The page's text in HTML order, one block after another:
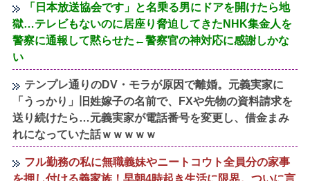
「日本放送協会です」と名乗る男にドアを開けたら地
獄…テレビもないのに居座り脅迫してきたNHK集金人を
警察に通報して黙らせた←警察官の神対応に感謝しかな
い
テンプレ通りのDV・モラが原因で離婚。元義実家に
「うっかり」旧姓嫁子の名前で、FXや先物の資料請求を
送り続けたら…元義実家が電話番号を変更し、借金まみ
れになっていた話ｗｗｗｗｗ
フル勤務の私に無職義妹やニートコウト全員分の家事
を押し付ける義家族！早朝4時起き生活に限界。ついに言